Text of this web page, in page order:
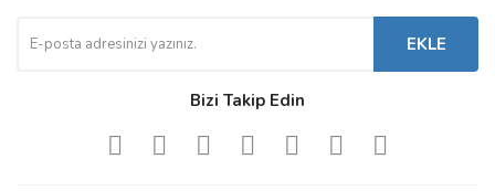
EKLE
Bizi Takip Edin